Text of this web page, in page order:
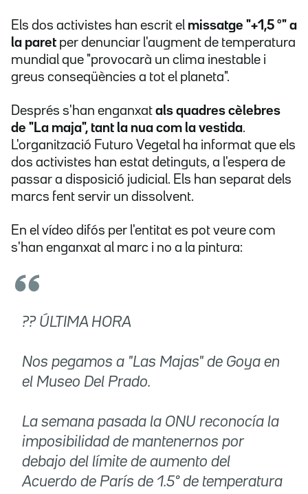
Els dos activistes han escrit el missatge "+1,5 º" a
la paret per denunciar l'augment de temperatura
mundial que "provocarà un clima inestable i
greus conseqüències a tot el planeta".
Després s'han enganxat als quadres cèlebres
de "La maja", tant la nua com la vestida.
L'organització Futuro Vegetal ha informat que els
dos activistes han estat detinguts, a l'espera de
passar a disposició judicial. Els han separat dels
marcs fent servir un dissolvent.
En el vídeo difós per l'entitat es pot veure com
s'han enganxat al marc i no a la pintura:
?? ÚLTIMA HORA
Nos pegamos a "Las Majas" de Goya en
el Museo Del Prado.
La semana pasada la ONU reconocía la
imposibilidad de mantenernos por
debajo del límite de aumento del
Acuerdo de París de 1.5° de temperatura